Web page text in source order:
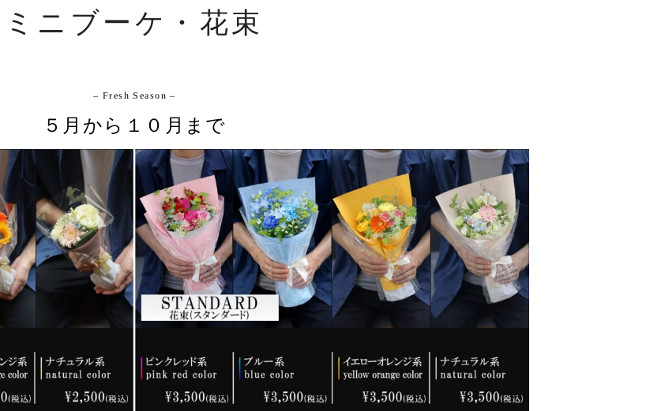
ミニブーケ・花束
– Fresh Season –
５月から１０月まで